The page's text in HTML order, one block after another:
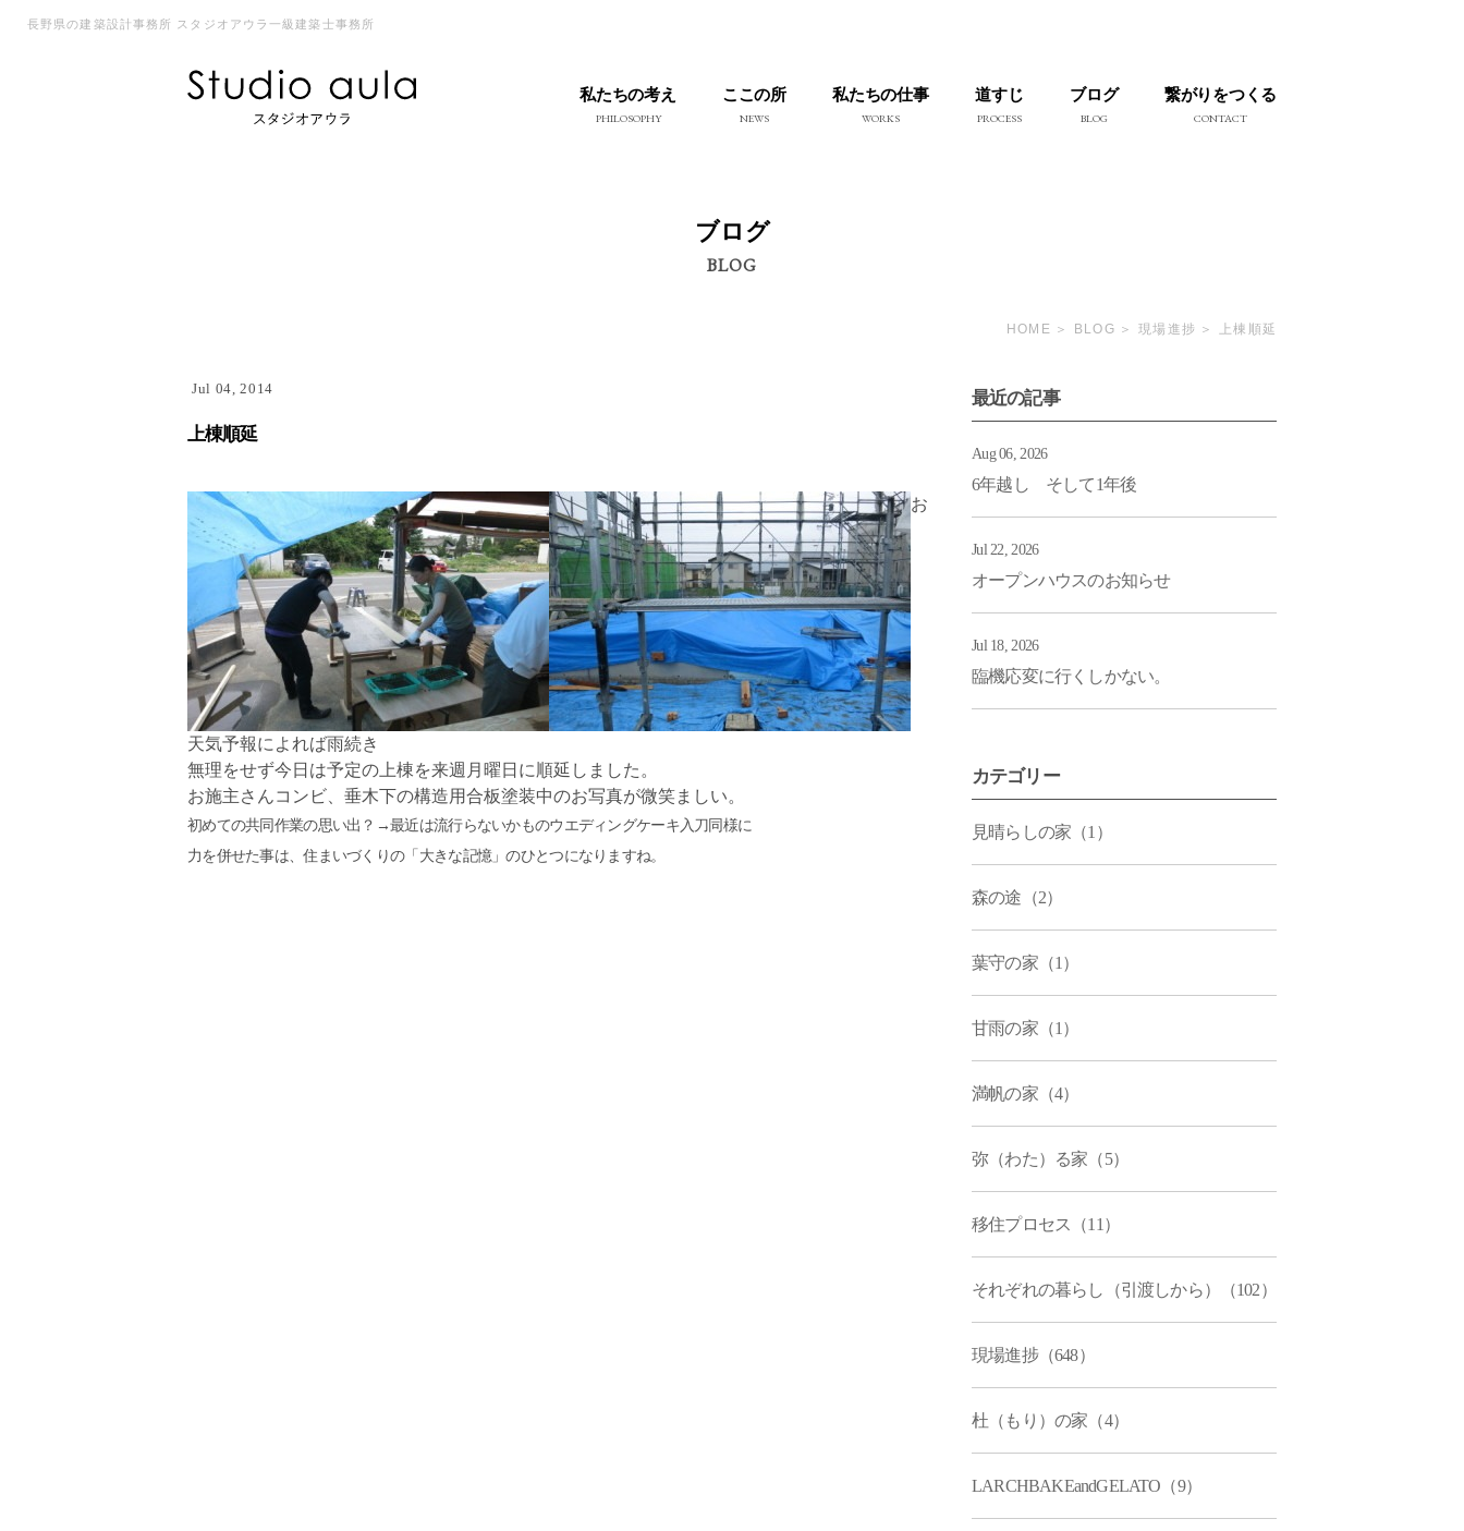
長野県の建築設計事務所 スタジオアウラ一級建築士事務所
私たちの考え
PHILOSOPHY
ここの所
NEWS
私たちの仕事
WORKS
道すじ
PROCESS
ブログ
BLOG
繋がりをつくる
CONTACT
ブログ
BLOG
HOME BLOG 現場進捗 上棟順延
Jul 04, 2014
上棟順延
お
天気予報によれば雨続き
無理をせず今日は予定の上棟を来週月曜日に順延しました。
お施主さんコンビ、垂木下の構造用合板塗装中のお写真が微笑ましい。
初めての共同作業の思い出？→最近は流行らないかものウエディングケーキ入刀同様に
力を併せた事は、住まいづくりの「大きな記憶」のひとつになりますね。
最近の記事
Aug 06, 2026
6年越し そして1年後
Jul 22, 2026
オープンハウスのお知らせ
Jul 18, 2026
臨機応変に行くしかない。
カテゴリー
見晴らしの家（1）
森の途（2）
葉守の家（1）
甘雨の家（1）
満帆の家（4）
弥（わた）る家（5）
移住プロセス（11）
それぞれの暮らし（引渡しから）（102）
現場進捗（648）
杜（もり）の家（4）
LARCHBAKEandGELATO（9）